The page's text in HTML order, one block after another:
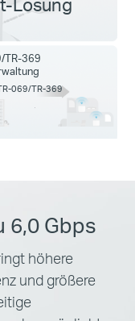
TR-369
069/TR-369
6,0 Gbps
höhere
und größere